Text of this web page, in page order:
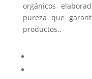
orgánicos
pureza que
productos..